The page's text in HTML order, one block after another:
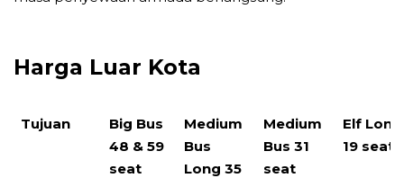
Harga Luar Kota
Tujuan
Big Bus
48 & 59
seat
Medium
Bus
Long 35
Medium
Bus 31
seat
Elf Long
19 seat